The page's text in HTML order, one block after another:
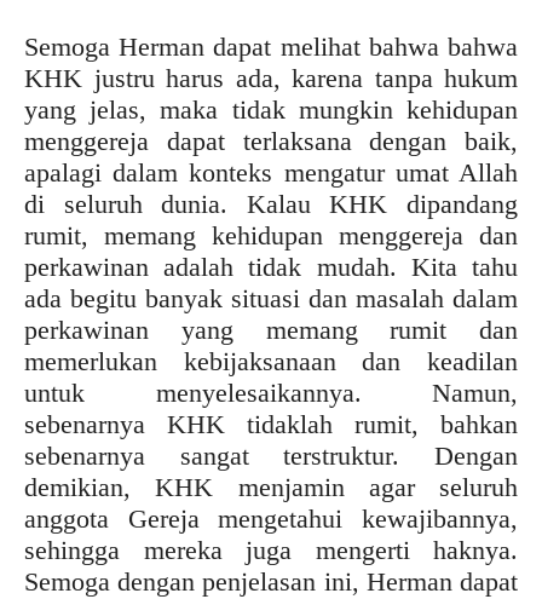
Semoga Herman dapat melihat bahwa bahwa
KHK justru harus ada, karena tanpa hukum
yang jelas, maka tidak mungkin kehidupan
menggereja dapat terlaksana dengan baik,
apalagi dalam konteks mengatur umat Allah
di seluruh dunia. Kalau KHK dipandang
rumit, memang kehidupan menggereja dan
perkawinan adalah tidak mudah. Kita tahu
ada begitu banyak situasi dan masalah dalam
perkawinan yang memang rumit dan
memerlukan kebijaksanaan dan keadilan
untuk menyelesaikannya. Namun,
sebenarnya KHK tidaklah rumit, bahkan
sebenarnya sangat terstruktur. Dengan
demikian, KHK menjamin agar seluruh
anggota Gereja mengetahui kewajibannya,
sehingga mereka juga mengerti haknya.
Semoga dengan penjelasan ini, Herman dapat